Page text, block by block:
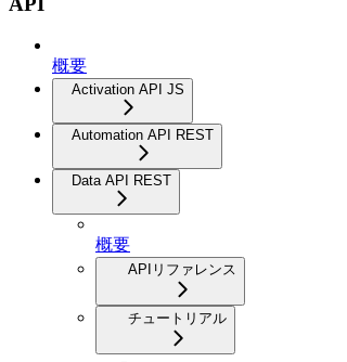
概要
Activation API JS
Automation API REST
Data API REST
概要
APIリファレンス
チュートリアル